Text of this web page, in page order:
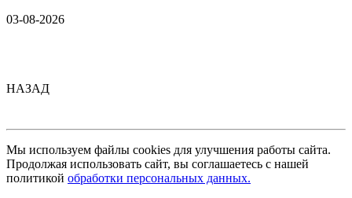
03-08-2026
НАЗАД
Мы используем файлы cookies для улучшения работы сайта.
Продолжая использовать сайт, вы соглашаетесь с нашей
политикой обработки персональных данных.